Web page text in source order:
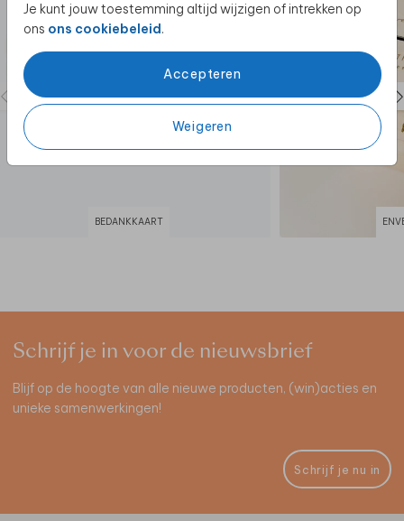
Je kunt jouw toestemming altijd wijzigen of intrekken op
ons ons cookiebeleid.
Accepteren
Weigeren
BEDANKKAART
Schrijf je in voor de nieuwsbrief
Blijf op de hoogte van alle nieuwe producten, (win)acties en
unieke samenwerkingen!
Schrijf je nu in